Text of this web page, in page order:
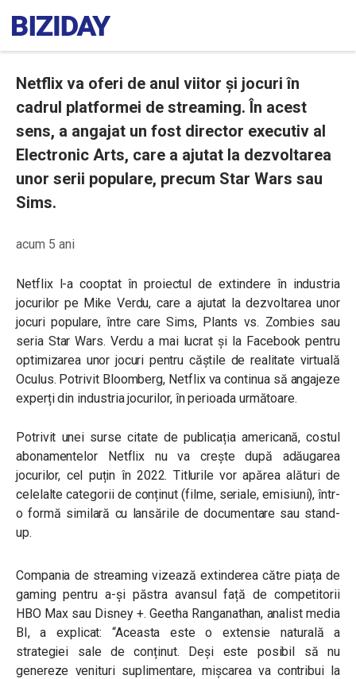
Netflix va oferi de anul viitor și jocuri în
cadrul platformei de streaming. În acest
sens, a angajat un fost director executiv al
Electronic Arts, care a ajutat la dezvoltarea
unor serii populare, precum Star Wars sau
Sims.
acum 5 ani
Netflix l-a cooptat în proiectul de extindere în industria
jocurilor pe Mike Verdu, care a ajutat la dezvoltarea unor
jocuri populare, între care Sims, Plants vs. Zombies sau
seria Star Wars. Verdu a mai lucrat și la Facebook pentru
optimizarea unor jocuri pentru căștile de realitate virtuală
Oculus. Potrivit Bloomberg, Netflix va continua să angajeze
experți din industria jocurilor, în perioada următoare.
Potrivit unei surse citate de publicația americană, costul
abonamentelor Netflix nu va crește după adăugarea
jocurilor, cel puțin în 2022. Titlurile vor apărea alături de
celelalte categorii de conținut (filme, seriale, emisiuni), într-
o formă similară cu lansările de documentare sau stand-
up.
Compania de streaming vizează extinderea către piața de
gaming pentru a-și păstra avansul față de competitorii
HBO Max sau Disney +. Geetha Ranganathan, analist media
BI, a explicat: “Aceasta este o extensie naturală a
strategiei sale de conținut. Deși este posibil să nu
genereze venituri suplimentare, mișcarea va contribui la